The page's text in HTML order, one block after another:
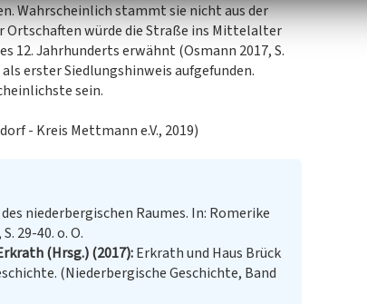
Wahrscheinlich stammt sie nicht aus der
Ortschaften würde die Straße ins Mittelalter
12. Jahrhunderts erwähnt (Osmann 2017, S.
erster Siedlungshinweis aufgefunden.
sein.
- Kreis Mettmann e.V., 2019)
niederbergischen Raumes. In: Romerike
29-40. o. O.
(Hrsg.) (2017) Erkrath und Haus Brück
(Niederbergische Geschichte, Band